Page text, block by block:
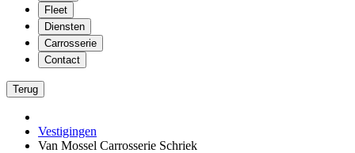
Fleet
Diensten
Carrosserie
Contact
Terug
Vestigingen
Van Mossel Carrosserie Schriek